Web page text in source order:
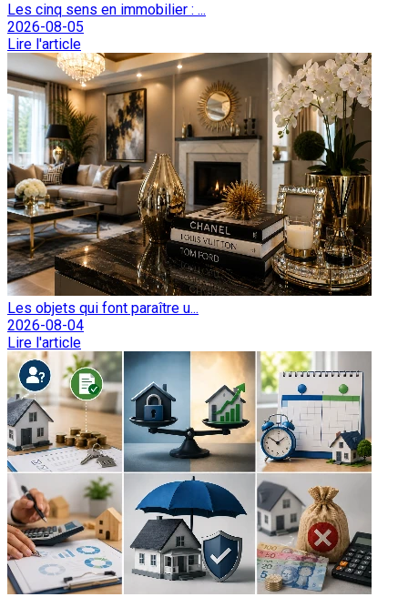
Les cinq sens en immobilier : ...
2026-08-05
Lire l'article
Les objets qui font paraître u...
2026-08-04
Lire l'article